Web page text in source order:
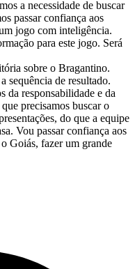
a necessidade de buscar
passar confiança aos
jogo com inteligência.
para este jogo. Será
sobre o Bragantino.
sequência de resultado.
da responsabilidade e da
precisamos buscar o
do que a equipe
Vou passar confiança aos
Goiás, fazer um grande